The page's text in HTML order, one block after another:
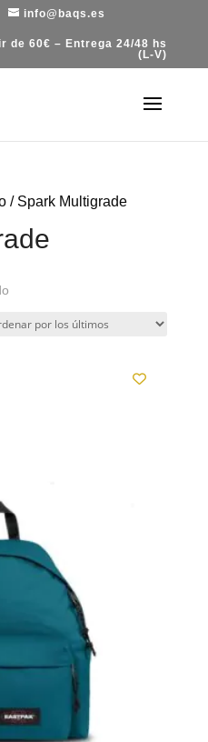
info@baqs.es
de 60€ – Entrega 24/48 hs
(L-V)
/ Spark Multigrade